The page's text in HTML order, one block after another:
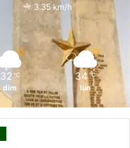
r 3.35 km/h
32 ℃
dim
34 ℃
lun